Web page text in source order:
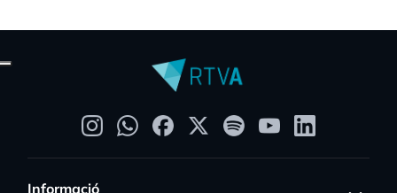
Informació